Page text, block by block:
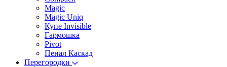
Magic
Magic Uniq
Купе Invisible
Гармошка
Pivot
Пенал Каскад
Перегородки